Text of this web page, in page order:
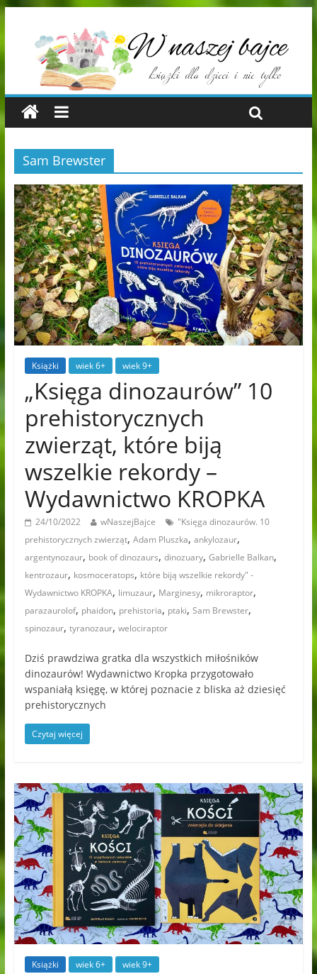
Sam Brewster
Książki wiek 6+ wiek 9+
„Księga dinozaurów” 10
prehistorycznych
zwierząt, które biją
wszelkie rekordy –
Wydawnictwo KROPKA
24/10/2022 wNaszejBajce
"Księga dinozaurów. 10
prehistorycznych zwierząt, Adam Pluszka, ankylozaur,
argentynozaur, book of dinozaurs, dinozuary, Gabrielle Balkan,
kentrozaur, kosmoceratops, które biją wszelkie rekordy" -
Wydawnictwo KROPKA, limuzaur, Marginesy, mikroraptor,
parazaurolof, phaidon, prehistoria, ptaki, Sam Brewster,
spinozaur, tyranozaur, welociraptor
Dziś prawdziwa gratka dla wszystkich miłośników
dinozaurów! Wydawnictwo Kropka przygotowało
wspaniałą księgę, w której poznacie z bliska aż dziesięć
prehistorycznych
Czytaj więcej
Książki wiek 6+ wiek 9+